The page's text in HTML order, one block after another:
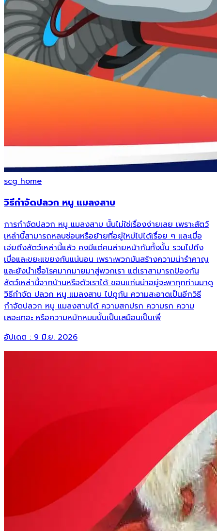
scg home
วิธีกำจัดปลวก หนู แมลงสาบ
การกำจัดปลวก หนู แมลงสาบ นั้นไม่ใช่เรื่องง่ายเลย เพราะสัตว์
เหล่านี้สามารถหลบซ่อนหรือย้ายที่อยู่ใหม่ไปได้เรื่อย ๆ และเมื่อ
เอ่ยถึงสัตว์เหล่านี้แล้ว คงมีแต่คนส่ายหน้ากันทั้งนั้น รวมไปถึง
เบื่อและขยะแขยงกันแน่นอน เพราะพวกมันสร้างความน่ารำคาญ
และยังนำเชื้อโรคมากมายมาสู่พวกเรา แต่เราสามารถป้องกัน
สัตว์เหล่านี้จากบ้านหรือตัวเราได้ ขอนแก่นน่าอยู่จะพาทุกท่านมาดู
วิธีกำจัด ปลวก หนู แมลงสาบ ไปดูกัน ความสะอาดเป็นอีกวิธี
กำจัดปลวก หนู แมลงสาบได้ ความสกปรก ความรก ความ
เลอะเทอะ หรือความหมักหมมนั้นเป็นเสมือนเป็นเพื่
อัปเดต :9 มิ.ย. 2026